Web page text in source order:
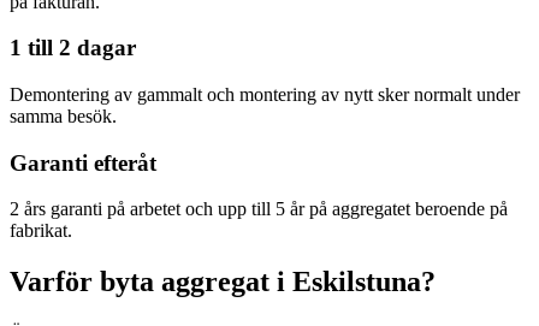
1 till 2 dagar
Demontering av gammalt och montering av nytt sker normalt under
samma besök.
Garanti efteråt
2 års garanti på arbetet och upp till 5 år på aggregatet beroende på
fabrikat.
Varför byta aggregat i Eskilstuna?